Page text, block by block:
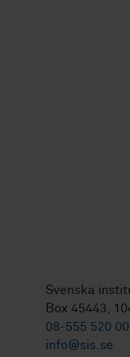
Svenska
Box 45443,
08-555 520 00
info@sis.se